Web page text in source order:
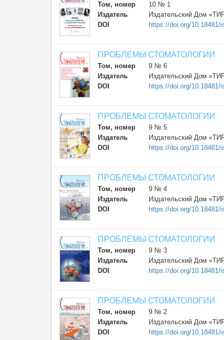
Том, номер
10 № 1
Издатель
Издательский Дом
DOI
https://doi.org/10.18481/
ПРОБЛЕМЫ СТОМАТОЛОГИИ
Том, номер
9 № 6
Издатель
Издательский Дом
DOI
https://doi.org/10.18481/
ПРОБЛЕМЫ СТОМАТОЛОГИИ
Том, номер
9 № 5
Издатель
Издательский Дом
DOI
https://doi.org/10.18481/
ПРОБЛЕМЫ СТОМАТОЛОГИИ
Том, номер
9 № 4
Издатель
Издательский Дом
DOI
https://doi.org/10.18481/
ПРОБЛЕМЫ СТОМАТОЛОГИИ
Том, номер
9 № 3
Издатель
Издательский Дом
DOI
https://doi.org/10.18481/
ПРОБЛЕМЫ СТОМАТОЛОГИИ
Том, номер
9 № 2
Издатель
Издательский Дом
DOI
https://doi.org/10.18481/